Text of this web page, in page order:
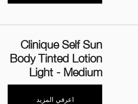
Clinique Self Sun
Body Tinted Lotion
Light - Medium
اعرفي المزيد